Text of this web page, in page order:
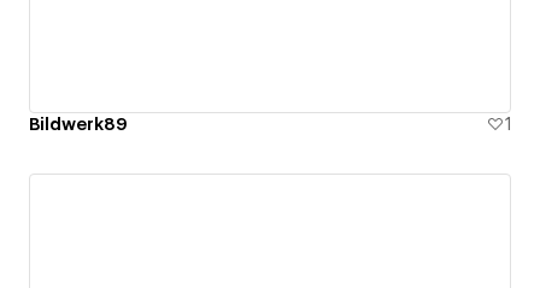
Bildwerk89 1